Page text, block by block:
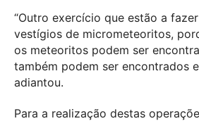
“Outro exercício que estão a
vestígios de micrometeoritos,
os meteoritos podem ser
também podem ser encontrados
adiantou.
Para a realização destas